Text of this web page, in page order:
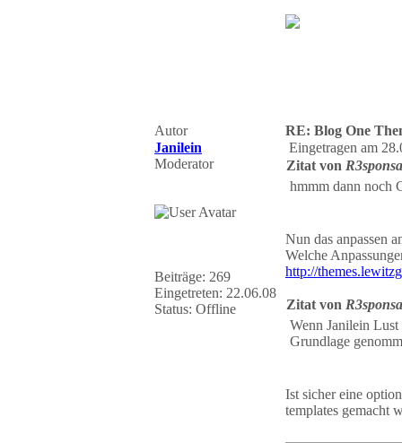
Autor
RE: Blog One
Janilein
Moderator
Beiträge: 269
Eingetreten: 22.06.08
Status: Offline
Eingetragen am
Zitat von
hmmm dann noch
Nun das anpassen
Welche
http://
Zitat von
Wenn Janilein
Grundlage
Ist sicher eine
templates gemacht